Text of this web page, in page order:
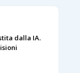
dalla IA.